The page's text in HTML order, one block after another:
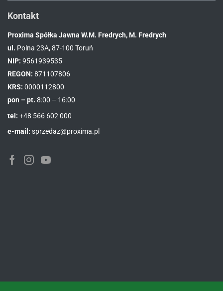
Kontakt
Proxima Spółka Jawna W.M. Fredrych, M. Fredrych
ul. Polna 23A, 87-100 Toruń
NIP: 9561939535
REGON: 871107806
KRS: 0000112800
pon – pt. 8:00 – 16:00
tel: +48 566 602 000
e-mail: sprzedaz@proxima.pl